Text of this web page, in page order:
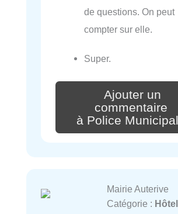
de questions. On peut
compter sur elle.
Super.
Ajouter un
commentaire
à Police
Mairie Auterive
Catégorie :